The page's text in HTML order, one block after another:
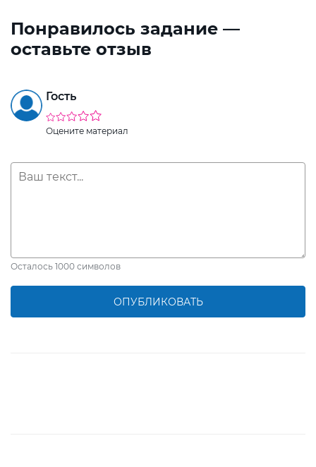
Понравилось задание —
оставьте отзыв
Гость
Оцените материал
Осталось 1000 символов
ОПУБЛИКОВАТЬ